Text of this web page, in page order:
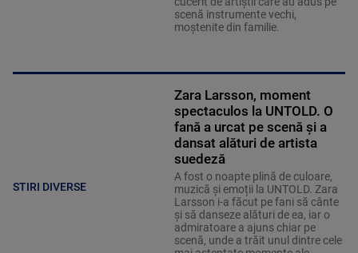
scenă instrumente vechi,
moștenite din familie.
STIRI DIVERSE
Zara Larsson, moment
spectaculos la UNTOLD. O
fană a urcat pe scenă și a
dansat alături de artista
suedeză
A fost o noapte plină de culoare,
muzică și emoții la UNTOLD. Zara
Larsson i-a făcut pe fani să cânte
și să danseze alături de ea, iar o
admiratoare a ajuns chiar pe
scenă, unde a trăit unul dintre cele